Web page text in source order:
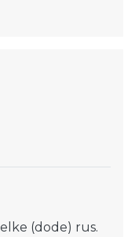
(dode) rus.